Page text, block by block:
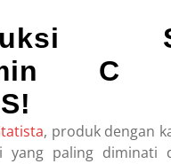
C
, produk dengan
yang paling diminati